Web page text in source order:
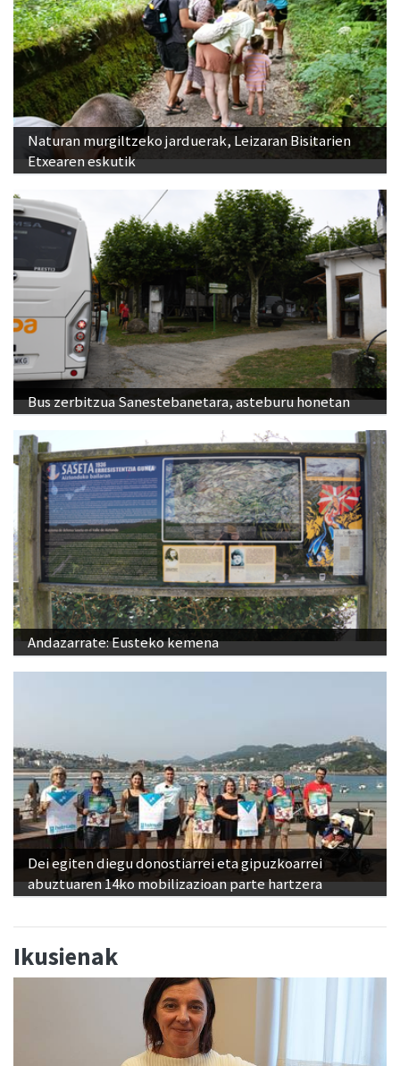
Naturan murgiltzeko jarduerak, Leizaran Bisitarien
Etxearen eskutik
Bus zerbitzua Sanestebanetara, asteburu honetan
Andazarrate: Eusteko kemena
Dei egiten diegu donostiarrei eta gipuzkoarrei
abuztuaren 14ko mobilizazioan parte hartzera
Ikusienak